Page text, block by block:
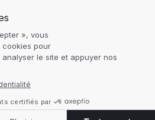
Ressources
Glossaire